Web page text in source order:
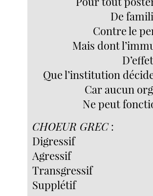
De
Contre le
Mais dont
Que l’institution
Car aucun
Ne peut
CHOEUR GREC:
Digressif
Agressif
Transgressif
Supplétif